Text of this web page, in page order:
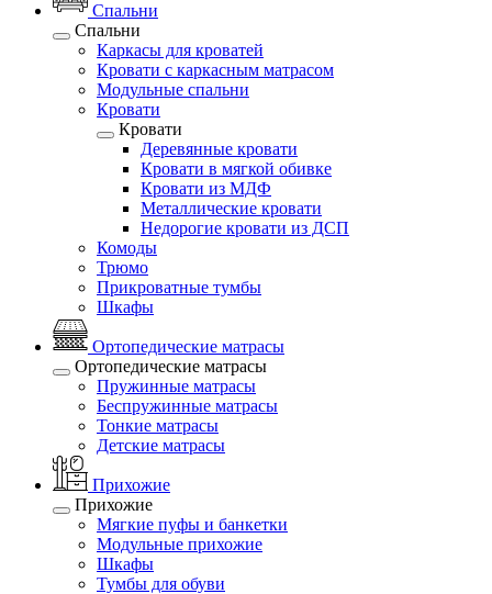
Спальни
Спальни
Каркасы для кроватей
Кровати с каркасным матрасом
Модульные спальни
Кровати
Кровати
Деревянные кровати
Кровати в мягкой обивке
Кровати из МДФ
Металлические кровати
Недорогие кровати из ДСП
Комоды
Трюмо
Прикроватные тумбы
Шкафы
Ортопедические матрасы
Ортопедические матрасы
Пружинные матрасы
Беспружинные матрасы
Тонкие матрасы
Детские матрасы
Прихожие
Прихожие
Мягкие пуфы и банкетки
Модульные прихожие
Шкафы
Тумбы для обуви